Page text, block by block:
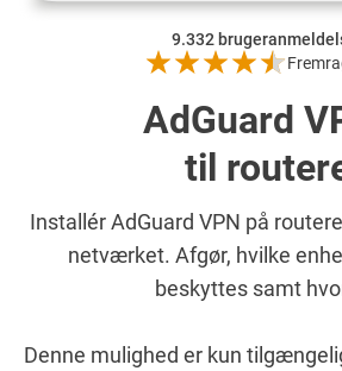
9.332
AdGuard
til
Installér AdGuard VPN på
netværket. Afgør, hvilke
beskyttes samt
Denne mulighed er kun